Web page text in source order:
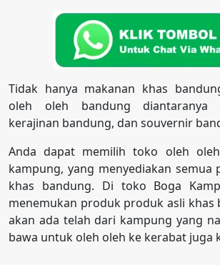
Tidak hanya makanan khas
oleh oleh bandung diantaranya
kerajinan bandung, dan souvernir
Anda dapat memilih toko oleh
kampung, yang menyediakan semua
khas bandung. Di toko Boga
menemukan produk produk asli khas
akan ada telah dari kampung yang
bawa untuk oleh oleh ke kerabat juga